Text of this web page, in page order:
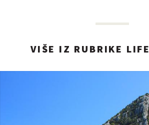
VIŠE IZ RUBRIKE